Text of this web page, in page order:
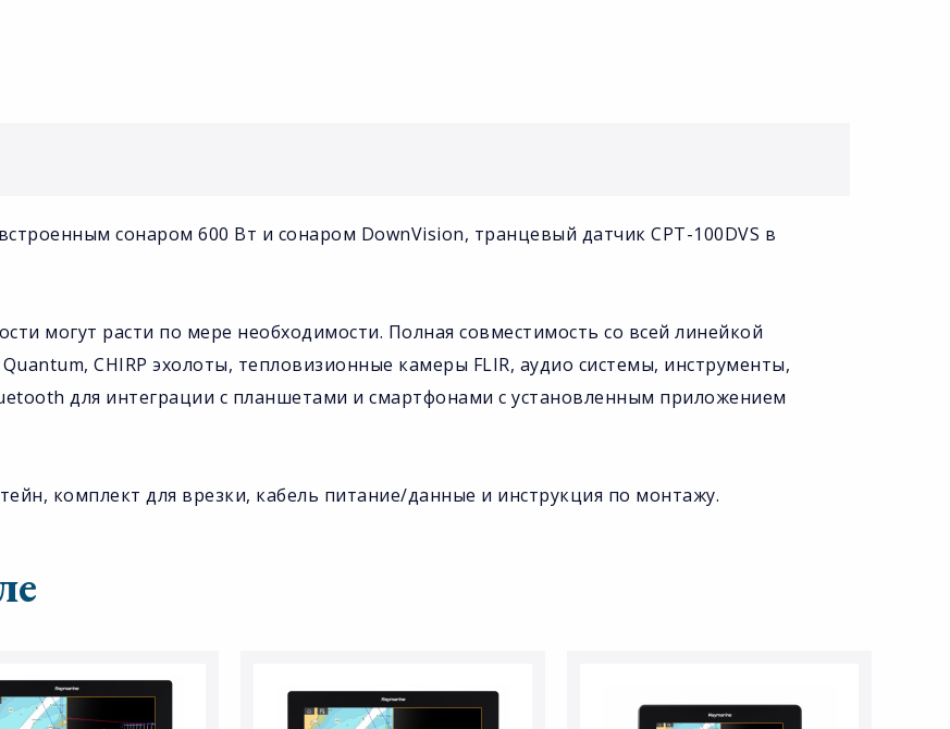
сонаром 600 Вт и сонаром DownVision, транцевый датчик CPT-100DVS в
могут расти по мере необходимости. Полная совместимость со всей линейкой
CHIRP эхолоты, тепловизионные камеры FLIR, аудио системы, инструменты,
для интеграции с планшетами и смартфонами с установленным приложением
комплект для врезки, кабель питание/данные и инструкция по монтажу.